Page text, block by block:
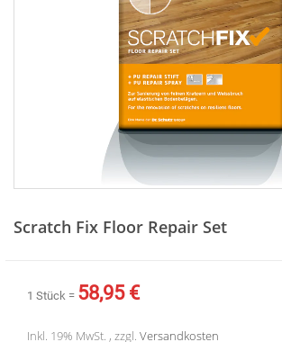
der
Scratch Fix Floor Repair Set
1 Stück = 58,95 €
Inkl. 19% MwSt. , zzgl. Versandkosten